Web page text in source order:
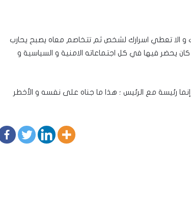
و الا تعطي اسرارك لشخص ثم تتخاصم معاه يصبح يحارب
يحضر فيها في كل اجتماعاته الامنية و السياسية و
رئيسة مع الرئيس ؛ هذا ما جناه على نفسه و الأخطر